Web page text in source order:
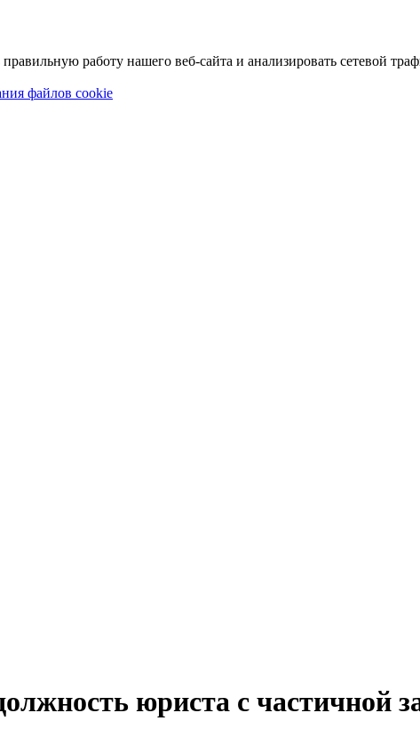
работу нашего веб-сайта и анализировать сетевой
файлов cookie
юриста с частичной